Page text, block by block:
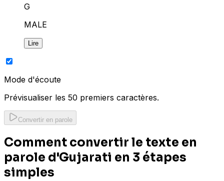
G
MALE
Lire
Mode d'écoute
Prévisualiser les 50 premiers caractères.
Convertir en parole
Comment convertir le texte en
parole d'Gujarati en 3 étapes
simples